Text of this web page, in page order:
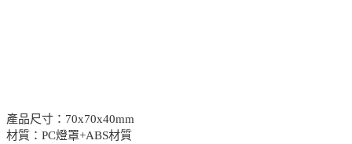
產品尺寸：70x70x40mm
材質：PC燈罩+ABS材質